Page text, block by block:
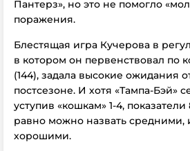
Пантерз», но это не помогло
поражения.
Блестящая игра Кучерова в
в котором он первенствовал по
(144), задала высокие ожидания
постсезоне. И хотя «Тампа-Бэй»
уступив «кошкам» 1-4,
равно можно назвать средними,
хорошими.